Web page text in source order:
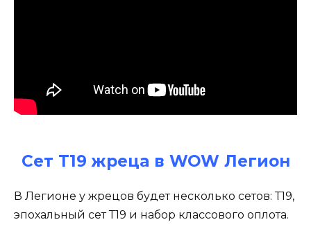
Сет Т19 жреца в WOW Легион
В Легионе у жрецов будет несколько сетов: Т19,
эпохальный сет Т19 и набор классового оплота.